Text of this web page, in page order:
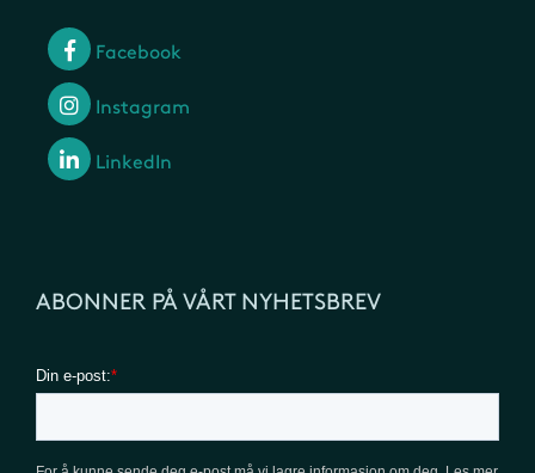
Facebook
Instagram
LinkedIn
ABONNER PÅ VÅRT NYHETSBREV